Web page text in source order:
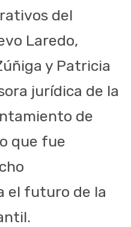
del
Laredo,
y Patricia
jurídica de la
de
que fue
el futuro de la